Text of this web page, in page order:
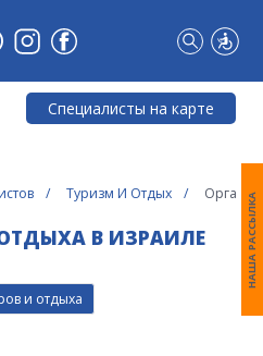
Специалисты на карте
Туризм И Отдых
В ИЗРАИЛЕ
и отдыха
НАША РАССЫЛКА